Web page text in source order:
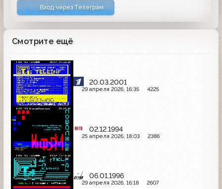
Вход через Телеграм
Смотрите ещё
20.03.2001
29 апреля 2026, 16:35 4225
02.12.1994
25 апреля 2026, 18:03 2386
06.01.1996
29 апреля 2026, 16:18 2607